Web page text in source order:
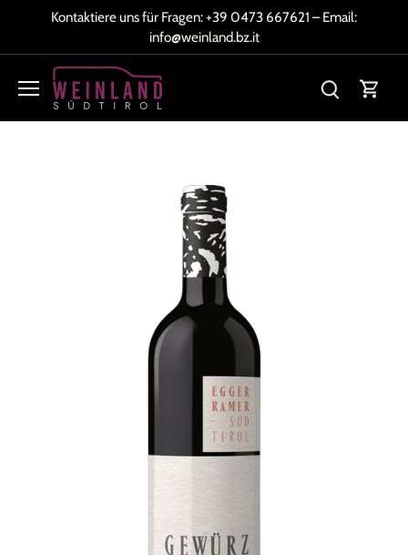
Kontaktiere uns für Fragen:+39 0473 667621 – Email:
info@weinland.bz.it